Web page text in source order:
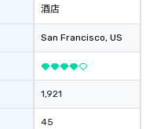
酒店
San Francisco, US
1,921
45